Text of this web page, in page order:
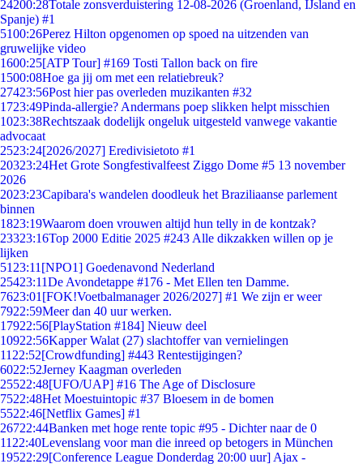
24200:28Totale zonsverduistering 12-08-2026 (Groenland, IJsland en
Spanje) #1
5100:26Perez Hilton opgenomen op spoed na uitzenden van
gruwelijke video
1600:25[ATP Tour] #169 Tosti Tallon back on fire
1500:08Hoe ga jij om met een relatiebreuk?
27423:56Post hier pas overleden muzikanten #32
1723:49Pinda-allergie? Andermans poep slikken helpt misschien
1023:38Rechtszaak dodelijk ongeluk uitgesteld vanwege vakantie
advocaat
2523:24[2026/2027] Eredivisietoto #1
20323:24Het Grote Songfestivalfeest Ziggo Dome #5 13 november
2026
2023:23Capibara's wandelen doodleuk het Braziliaanse parlement
binnen
1823:19Waarom doen vrouwen altijd hun telly in de kontzak?
23323:16Top 2000 Editie 2025 #243 Alle dikzakken willen op je
lijken
51 23:11 [NPO1] Goedenavond Nederland
25423:11De Avondetappe #176 - Met Ellen ten Damme.
7623:01 [FOK!Voetbalmanager 2026/2027] #1 We zijn er weer
7922:59Meer dan 40 uur werken.
17922:56[PlayStation #184] Nieuw deel
10922:56Kapper Walat (27) slachtoffer van vernielingen
11 22:52[Crowdfunding] #443 Rentestijgingen?
6022:52Jerney Kaagman overleden
25522:48[UFO/UAP] #16 The Age of Disclosure
7522:48Het Moestuintopic #37 Bloesem in de bomen
5522:46[Netflix Games] #1
26722:44Banken met hoge rente topic #95 - Dichter naar de 0
11 22:40Levenslang voor man die inreed op betogers in München
19522:29[Conference League Donderdag 20:00 uur] Ajax -